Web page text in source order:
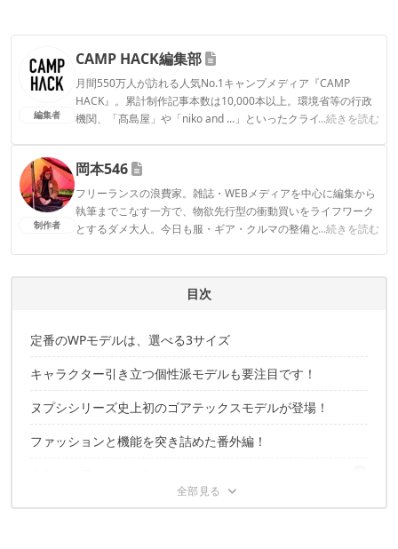
編集者
CAMP HACK編集部
月間550万人が訪れる人気No.1キャンプメディア『CAMP
HACK』。累計制作記事本数は10,000本以上。環境省等の行政
機関、「髙島屋」や「niko and ...」といったクライアントとの
...続きを読む
CAMP HACK編集部のプロフィール
制作者
岡本546
フリーランスの浪費家。雑誌・WEBメディアを中心に編集から
執筆までこなす一方で、物欲先行型の衝動買いをライフワーク
とするダメ大人。今日も服・ギア・クルマの整備と浪費に余念
...続きを読む
目次
定番のWPモデルは、選べる3サイズ
キャラクター引き立つ個性派モデルも要注目です！
ヌプシシリーズ史上初のゴアテックスモデルが登場！
ファッションと機能を突き詰めた番外編！